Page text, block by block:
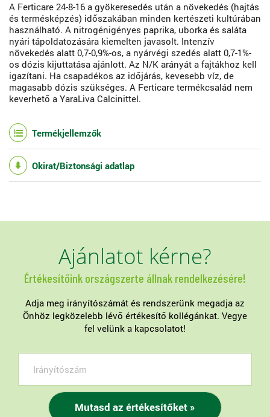
A Ferticare 24-8-16 a gyökeresedés után a növekedés (hajtás
és termésképzés) időszakában minden kertészeti kultúrában
használható. A nitrogénigényes paprika, uborka és saláta
nyári tápoldatozására kiemelten javasolt. Intenzív
növekedés alatt 0,7-0,9%-os, a nyárvégi szedés alatt 0,7-1%-
os dózis kijuttatása ajánlott. Az N/K arányát a fajtákhoz kell
igazítani. Ha csapadékos az időjárás, kevesebb víz, de
magasabb dózis szükséges. A Ferticare termékcsalád nem
keverhető a YaraLiva Calcinittel.
Termékjellemzők
Okirat/Biztonsági adatlap
Ajánlatot kérne?
Értékesítőink országszerte állnak rendelkezésére!
Adja meg irányítószámát és rendszerünk megadja az
Önhöz legközelebb lévő értékesítő kollégánkat. Vegye
fel velünk a kapcsolatot!